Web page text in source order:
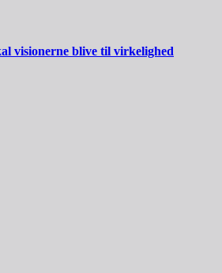
visionerne blive til virkelighed